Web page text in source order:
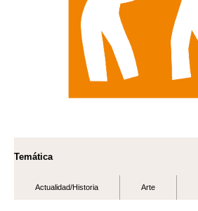
Temática
Actualidad/Historia Arte